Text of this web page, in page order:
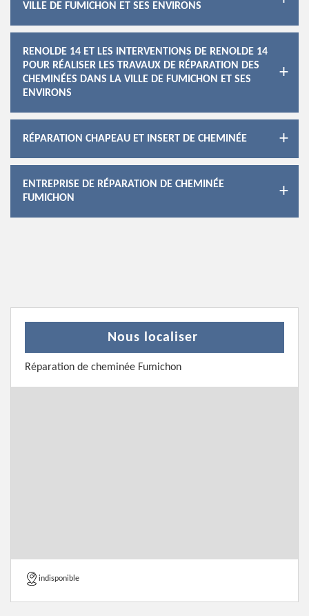
VILLE DE FUMICHON ET SES ENVIRONS
RENOLDE 14 ET LES INTERVENTIONS DE RENOLDE 14
POUR RÉALISER LES TRAVAUX DE RÉPARATION DES
CHEMINÉES DANS LA VILLE DE FUMICHON ET SES
ENVIRONS
RÉPARATION CHAPEAU ET INSERT DE CHEMINÉE
ENTREPRISE DE RÉPARATION DE CHEMINÉE
FUMICHON
Nous localiser
Réparation de cheminée Fumichon
indisponible